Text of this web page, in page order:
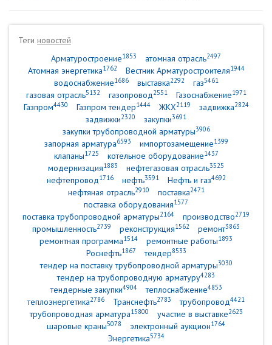
Теги новостей
Арматуростроение1853 атомная отрасль2497
Атомная энергетика1762 Вестник Арматуростроителя1944
водоснабжение1686 выставка2292 газ5461
газовая отрасль5132 газопровод2551 Газоснабжение1971
Газпром4430 Газпром тендер1444 ЖКХ2119 задвижка2824
задвижки2320 закупки3691
закупки трубопроводной арматуры3906
запорная арматура6593 импортозамещение1399
клапаны1725 котельное оборудование1437
модернизация1883 нефтегазовая отрасль3525
нефтепровод1716 нефть3591 Нефть и газ4692
нефтяная отрасль2910 поставка2471
поставка оборудования1577
поставка трубопроводной арматуры2164 производство2719
промышленность2739 реконструкция1562 ремонт3863
ремонтная программа1514 ремонтные работы1893
Роснефть1867 тендер8533
тендер на поставку трубопроводной арматуры3030
тендер на трубопроводную арматуру4283
тендерные закупки4904 теплоснабжение4853
теплоэнергетика2786 Транснефть2783 трубопровод4421
трубопроводная арматура15800 участие в выставке2623
шаровые краны5078 электронный аукцион1764
Энергетика5734